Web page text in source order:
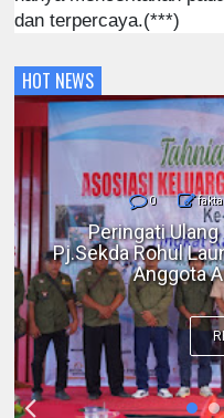
dan terpercaya.(***)
HOT NEWS
0
Polres Inhil
BKSDA Riau
Gangguan